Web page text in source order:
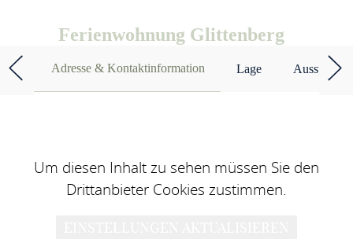
Ferienwohnung Glittenberg
Adresse & Kontaktinformation Lage
Um diesen Inhalt zu sehen müssen Sie den
Drittanbieter Cookies zustimmen.